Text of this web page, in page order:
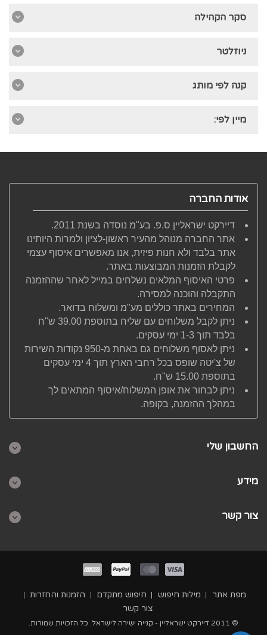
סקר הקהילה
ניוזלטר
קנה לפי מותג
מיין לפי:
אודות החברה
דיירקט ישראליין ס.פ. בע"מ נוסדה בשנת 2011.
אתר החברה מנוהל מהעיר ראשון-לציון ולמרות היותינו
אתר בלבד ולא חנות פיזית, אנו מאפשרים איסוף עצמי
לקבלת הזמנות המבוצעות באתר.
פרטי האיסוף המלאים נשלחים במייל לאחר שההזמנה
התקבלה והוכנה למסירה.
המחירים באתר כוללים מע"מ ומשלוח בדואר.
ניתן לקבל משלוחים עם שליח בתוספת 39.00 ש"ח
בלבד תוך 1-3 ימי עסקים.
ניתן לאסוף משלוחים גם באחת מ-950 נקודות השירות
של צ'יטה שופס בכל רחבי הארץ תוך 4 ימי עסקים
בתוספת 15.00 ש"ח.
ניתן לבחור את אופן המשלוח/איסוף המתאים לך
במהלך ההזמנה, בקופה.
החשבון שלי
מידע
צור קשר
מפת אתר מילות חיפוש חיפוש מתקדם
הזמנות והחזרות
צור קשר
© 2011 דיירקט ישראליין - קנייה ישירה לישראל. כל הזכויות שמורות.